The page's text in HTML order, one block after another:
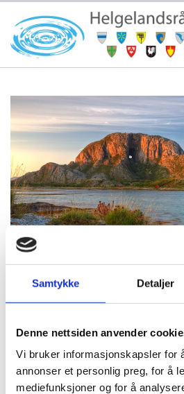
Samtykke Detaljer
Denne nettsiden anvender
Vi bruker informasjonskapsler for
annonser et personlig preg, for å
mediefunksjoner og for å
Program
Det nærmer seg Helgelandstinget som
Brønnøysundregistrene 22. - 23.
er ung inkludering og vi har et